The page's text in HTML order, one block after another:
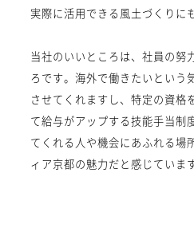
実際に活用できる風土づくりに
当社のいいところは、社員の努
ろです。海外で働きたいという
させてくれますし、特定の資格
て給与がアップする技能手当制
てくれる人や機会にあふれる場
ィア京都の魅力だと感じています